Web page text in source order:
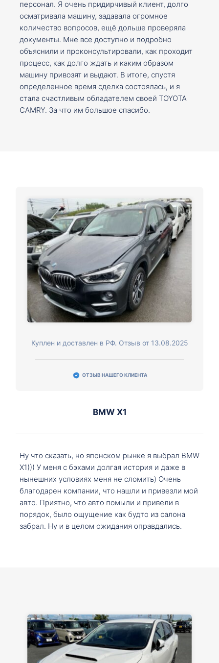
персонал. Я очень придирчивый клиент, долго
осматривала машину, задавала огромное
количество вопросов, ещё дольше проверяла
документы. Мне все доступно и подробно
объяснили и проконсультировали, как проходит
процесс, как долго ждать и каким образом
машину привозят и выдают. В итоге, спустя
определенное время сделка состоялась, и я
стала счастливым обладателем своей TOYOTA
CAMRY. За что им большое спасибо.
Куплен и доставлен в РФ. Отзыв от 13.08.2025
ОТЗЫВ НАШЕГО КЛИЕНТА
BMW X1
Ну что сказать, но японском рынке я выбрал BMW
X1))) У меня с бэхами долгая история и даже в
нынешних условиях меня не сломить) Очень
благодарен компании, что нашли и привезли мой
авто. Приятно, что авто помыли и привели в
порядок, было ощущение как будто из салона
забрал. Ну и в целом ожидания оправдались.